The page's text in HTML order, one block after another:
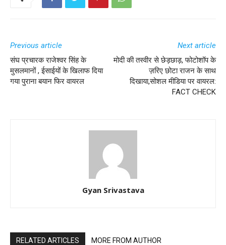
Previous article
संघ प्रचारक राजेश्वर सिंह के
मुसलमानों , ईसाईयों के खिलाफ दिया
गया पुराना बयान फिर वायरल
Next article
मोदी की तस्वीर से छेड़छाड़, फोटोशॉप के
ज़रिए छोटा राजन के साथ
दिखाया,सोशल मीडिया पर वायरल:
FACT CHECK
Gyan Srivastava
RELATED ARTICLES MORE FROM AUTHOR